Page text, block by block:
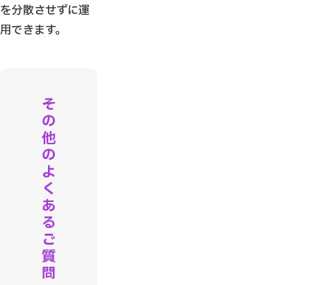
を分散させずに運
用できます。
そ
の
他
の
よ
く
あ
る
ご
質
問